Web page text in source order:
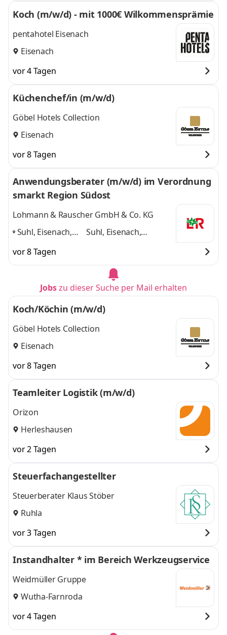
Koch (m/w/d) - mit 1000€ Wilkommensprämie
pentahotel Eisenach
Eisenach
vor 4 Tagen
Küchenchef/in (m/w/d)
Göbel Hotels Collection
Eisenach
vor 8 Tagen
Anwendungsberater (m/w/d) im Verordnung
smarkt Region Südost
Lohmann & Rauscher GmbH & Co. KG
Suhl, Eisenach,
Mühlhausen,
Erfurt,
Suhl, Eisenach,
und 3 weitere
vor 8 Tagen
Jobszu dieser Suche per Mail erhalten
Koch/Köchin (m/w/d)
Göbel Hotels Collection
Eisenach
vor 8 Tagen
Teamleiter Logistik (m/w/d)
Orizon
Herleshausen
vor 2 Tagen
Steuerfachangestellter
Steuerberater Klaus Stöber
Ruhla
vor 3 Tagen
Instandhalter * im Bereich Werkzeugservice
Weidmüller Gruppe
Wutha-Farnroda
vor 4 Tagen